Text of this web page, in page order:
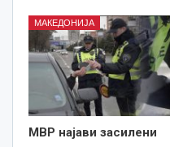
МАКЕДОНИЈА
МВР најави засилени